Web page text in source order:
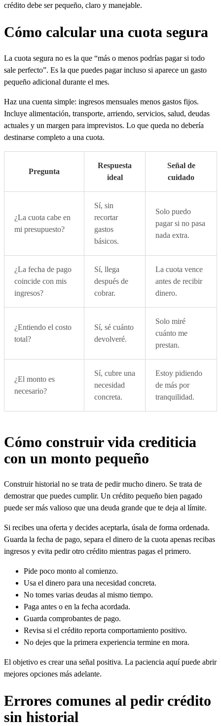
crédito debe ser pequeño, claro y manejable.
Cómo calcular una cuota segura
La cuota segura no es la que “más o menos podrías pagar si todo
sale perfecto”. Es la que puedes pagar incluso si aparece un gasto
pequeño adicional durante el mes.
Haz una cuenta simple: ingresos mensuales menos gastos fijos.
Incluye alimentación, transporte, arriendo, servicios, salud, deudas
actuales y un margen para imprevistos. Lo que queda no debería
destinarse completo a una cuota.
Pregunta
Respuesta
ideal
Señal de
cuidado
¿La cuota cabe en
mi presupuesto?
Sí, sin
recortar
gastos
básicos.
Solo puedo
pagar si no pasa
nada extra.
¿La fecha de pago
coincide con mis
ingresos?
Sí, llega
después de
cobrar.
La cuota vence
antes de recibir
dinero.
¿Entiendo el costo
total?
Sí, sé cuánto
devolveré.
Solo miré
cuánto me
prestan.
¿El monto es
necesario?
Sí, cubre una
necesidad
concreta.
Estoy pidiendo
de más por
tranquilidad.
Cómo construir vida crediticia
con un monto pequeño
Construir historial no se trata de pedir mucho dinero. Se trata de
demostrar que puedes cumplir. Un crédito pequeño bien pagado
puede ser más valioso que una deuda grande que te deja al límite.
Si recibes una oferta y decides aceptarla, úsala de forma ordenada.
Guarda la fecha de pago, separa el dinero de la cuota apenas recibas
ingresos y evita pedir otro crédito mientras pagas el primero.
Pide poco monto al comienzo.
Usa el dinero para una necesidad concreta.
No tomes varias deudas al mismo tiempo.
Paga antes o en la fecha acordada.
Guarda comprobantes de pago.
Revisa si el crédito reporta comportamiento positivo.
No dejes que la primera experiencia termine en mora.
El objetivo es crear una señal positiva. La paciencia aquí puede abrir
mejores opciones más adelante.
Errores comunes al pedir crédito
sin historial